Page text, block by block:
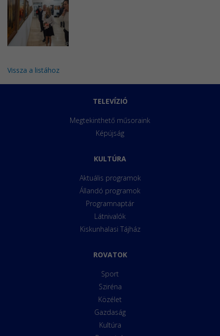
Vissza a listához
TELEVÍZIÓ
Megtekinthető műsoraink
Képújság
KULTÚRA
Aktuális programok
Állandó programok
Programnaptár
Látnivalók
Kiskunhalasi Tájház
ROVATOK
Sport
Sziréna
Közélet
Gazdaság
Kultúra